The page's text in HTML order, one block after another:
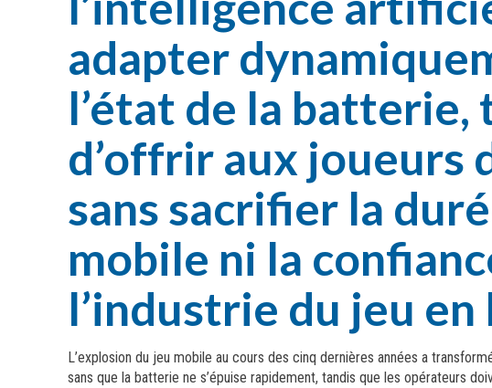
adapter
l’état de la
d’offrir aux joueurs
sans sacrifier la
mobile ni la
l’industrie du jeu en
L’explosion du jeu mobile au cours des cinq dernières années a
sans que la batterie ne s’épuise rapidement, tandis que les opérateurs